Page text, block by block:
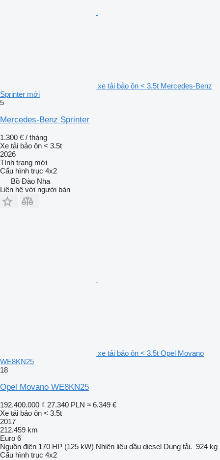
xe tải bảo ôn < 3.5t Mercedes-Benz
Sprinter mới
5
Mercedes-Benz Sprinter
1.300 € / tháng
Xe tải bảo ôn < 3.5t
2026
Tình trạng mới
Cấu hình trục 4x2
Bồ Đào Nha
Liên hệ với người bán
xe tải bảo ôn < 3.5t Opel Movano
WE8KN25
18
Opel Movano WE8KN25
192.400.000 ₫ 27.340 PLN ≈ 6.349 €
Xe tải bảo ôn < 3.5t
2017
212.459 km
Euro 6
Nguồn điện 170 HP (125 kW) Nhiên liệu dầu diesel Dung tải. 924 kg
Cấu hình trục 4x2